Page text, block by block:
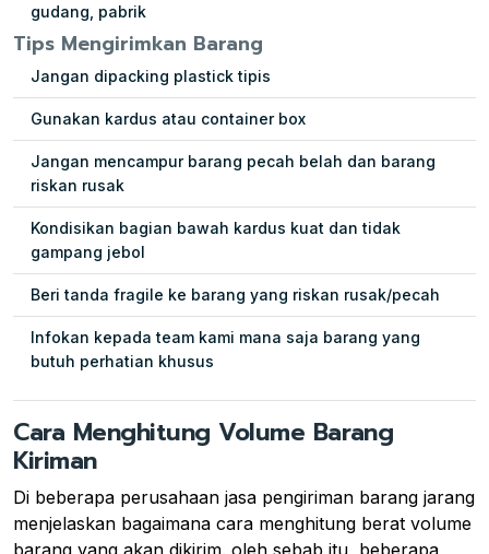
gudang, pabrik
Tips Mengirimkan Barang
Jangan dipacking plastick tipis
Gunakan kardus atau container box
Jangan mencampur barang pecah belah dan barang
riskan rusak
Kondisikan bagian bawah kardus kuat dan tidak
gampang jebol
Beri tanda fragile ke barang yang riskan rusak/pecah
Infokan kepada team kami mana saja barang yang
butuh perhatian khusus
Cara Menghitung Volume Barang
Kiriman
Di beberapa perusahaan jasa pengiriman barang jarang
menjelaskan bagaimana cara menghitung berat volume
barang yang akan dikirim. oleh sebab itu, beberapa